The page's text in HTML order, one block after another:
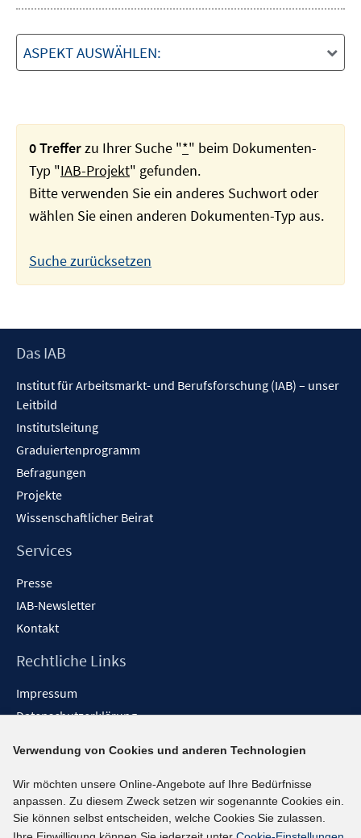
ASPEKT AUSWÄHLEN:
0 Trefferzu Ihrer Suche "*" beim Dokumenten-
Typ "IAB-Projekt" gefunden.
Bitte verwenden Sie ein anderes Suchwort oder
wählen Sie einen anderen Dokumenten-Typ aus.
Suche zurücksetzen
Footer
Das IAB
Institut für Arbeitsmarkt- und Berufsforschung (IAB) – unser
Leitbild
Institutsleitung
Graduiertenprogramm
Befragungen
Projekte
Wissenschaftlicher Beirat
Services
Presse
IAB-Newsletter
Kontakt
Rechtliche Links
Impressum
Datenschutzerklärung
Barrieren melden
Social-Media-Kanäle
BlueSky
Verwendung von Cookies und anderen Technologien
Wir möchten unsere Online-Angebote auf Ihre Bedürfnisse
anpassen. Zu diesem Zweck setzen wir sogenannte Cookies ein.
Sie können selbst entscheiden, welche Cookies Sie zulassen.